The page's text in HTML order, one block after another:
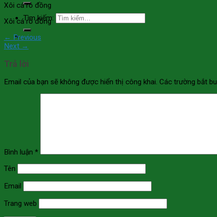
Tìm kiếm:
Xôi cá rô đồng
Xôi cá rô đồng
← Previous
Next →
Trả lời
Email của bạn sẽ không được hiển thị công khai. Các trường bắt
Bình luận *
Tên
Email
Trang web